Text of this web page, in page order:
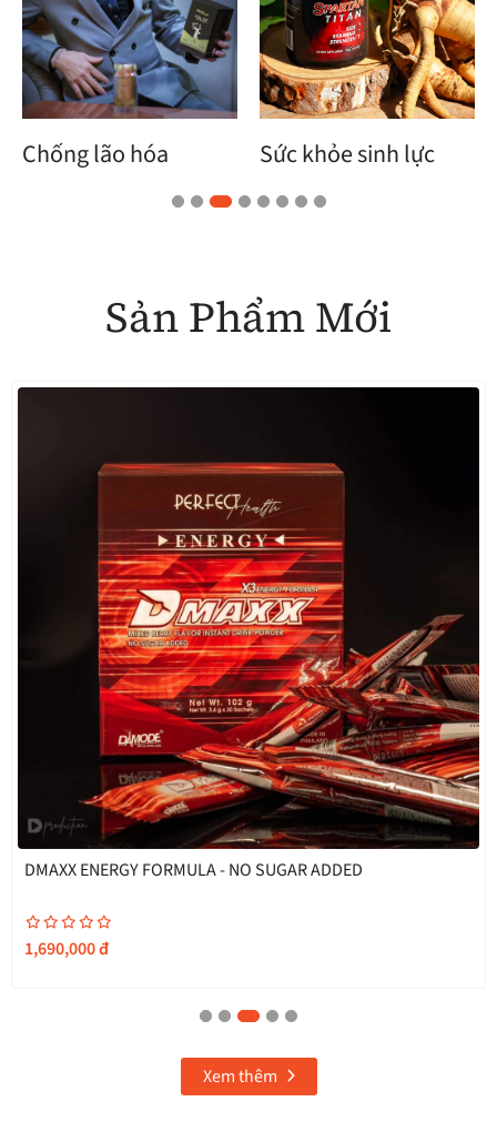
Sức khỏe sinh lực Chăm sóc cơ thể
Sản Phẩm Mới
Sức Khỏe Sinh Lý Nam - Spartan Titan
1,890,000đ
Xem thêm